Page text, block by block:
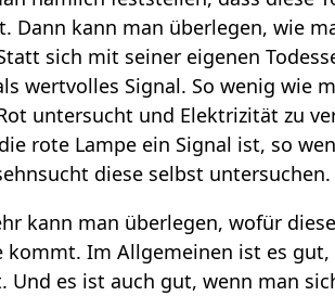
Dann kann man überlegen, wie
sich mit seiner eigenen
wertvolles Signal. So wenig wie
untersucht und Elektrizität zu
rote Lampe ein Signal ist, so
diese selbst untersuchen.
kann man überlegen, wofür
kommt. Im Allgemeinen ist es
Und es ist auch gut, wenn man